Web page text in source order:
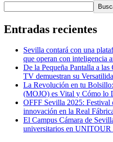
Entradas recientes
Sevilla contará con una
que operan con inteligencia
De la Pequeña Pantalla a
TV demuestran su
La Revolución en tu
(MOJO) es Vital y Cómo lo
OFFF Sevilla 2025: Festival
innovación en la Real
El Campus Cámara de
universitarios en UNITOUR